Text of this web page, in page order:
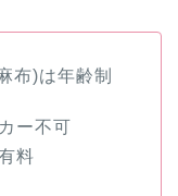
布)は年齢制
ー不可
料